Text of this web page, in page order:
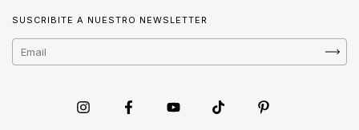
SUSCRIBITE A NUESTRO NEWSLETTER